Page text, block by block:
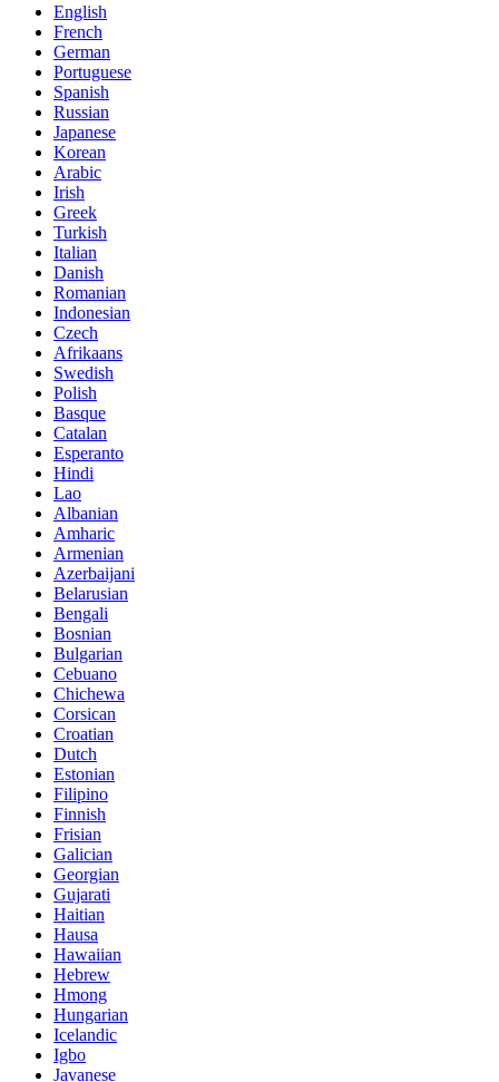
English
French
German
Portuguese
Spanish
Russian
Japanese
Korean
Arabic
Irish
Greek
Turkish
Italian
Danish
Romanian
Indonesian
Czech
Afrikaans
Swedish
Polish
Basque
Catalan
Esperanto
Hindi
Lao
Albanian
Amharic
Armenian
Azerbaijani
Belarusian
Bengali
Bosnian
Bulgarian
Cebuano
Chichewa
Corsican
Croatian
Dutch
Estonian
Filipino
Finnish
Frisian
Galician
Georgian
Gujarati
Haitian
Hausa
Hawaiian
Hebrew
Hmong
Hungarian
Icelandic
Igbo
Javanese